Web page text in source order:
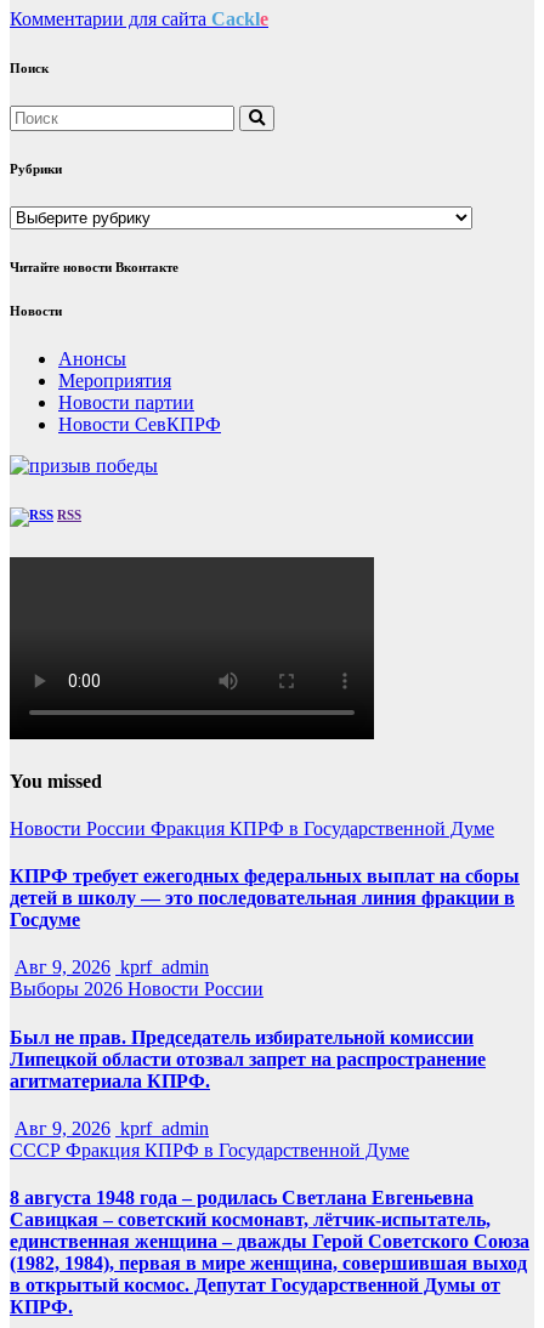
Комментарии для сайта Cackle
Поиск
Рубрики
Рубрики
Читайте новости Вконтакте
Новости
Анонсы
Мероприятия
Новости партии
Новости СевКПРФ
RSS
You missed
Новости России Фракция КПРФ в Государственной Думе
КПРФ требует ежегодных федеральных выплат на сборы
детей в школу — это последовательная линия фракции в
Госдуме
Авг 9, 2026 kprf_admin
Выборы 2026 Новости России
Был не прав. Председатель избирательной комиссии
Липецкой области отозвал запрет на распространение
агитматериала КПРФ.
Авг 9, 2026 kprf_admin
СССР Фракция КПРФ в Государственной Думе
8 августа 1948 года – родилась Светлана Евгеньевна
Савицкая – советский космонавт, лётчик-испытатель,
единственная женщина – дважды Герой Советского Союза
(1982, 1984), первая в мире женщина, совершившая выход
в открытый космос. Депутат Государственной Думы от
КПРФ.